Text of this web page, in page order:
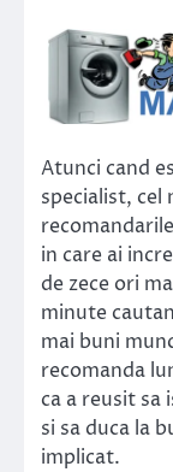
Atunci cand
specialist, cel
in care ai
de zece ori
minute
mai buni
recomanda
ca a reusit sa
si sa duca la
implicat.